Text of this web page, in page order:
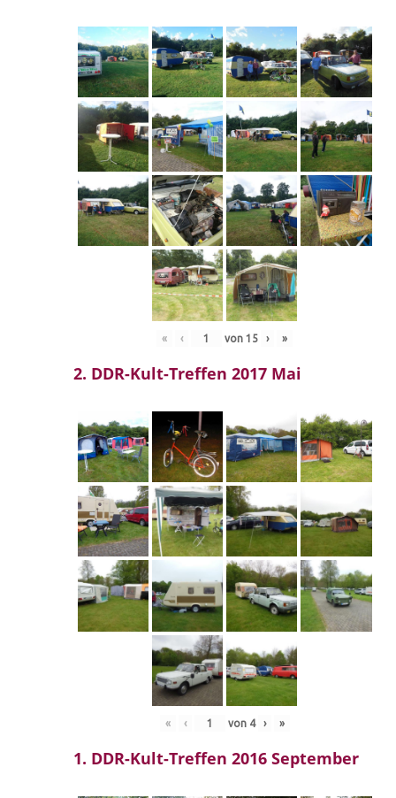
« ‹ von 15 › »
2. DDR-Kult-Treffen 2017 Mai
« ‹ von 4 › »
1. DDR-Kult-Treffen 2016 September